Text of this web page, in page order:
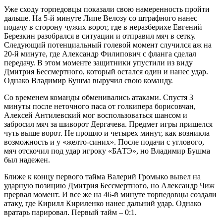
Уже сходу торпедовцы показали свою намеренность пройти
дальше. На 5-й минуте Липе Велозу со штрафного нанес
подачу в сторону чужих ворот, где в неразберихе Евгений
Березкин разобрался в ситуации и отправил мяч в сетку.
Следующий потенциальный голевой момент случился аж на
20-й минуте, где Александр Филипович с фланга сделал
передачу. В этом моменте защитники упустили из виду
Дмитрия Бессмертного, который остался один и нанес удар.
Однако Владимир Бушма выручил свою команду.
Со временем команды обменивались атаками. Спустя 3
минуты после неточного паса от голкипера борисовчан,
Алексей Антилевский мог воспользоваться шансом и
забросил мяч за шиворот Дергачева. Предмет игры пришелся
чуть выше ворот. Не прошло и четырех минут, как возникла
возможность и у «желто-синих». После подачи с углового,
мяч отскочил под удар игроку «БАТЭ», но Владимир Бушма
был надежен.
Ближе к концу первого тайма Валерий Громыко вывел на
ударную позицию Дмитрия Бессмертного, но Александр Чиж
прервал момент. И все же на 46-й минуте торпедовцы создали
атаку, где Кирилл Кириленко нанес дальний удар. Однако
вратарь парировал. Первый тайм – 0:1.